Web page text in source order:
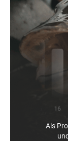
Als